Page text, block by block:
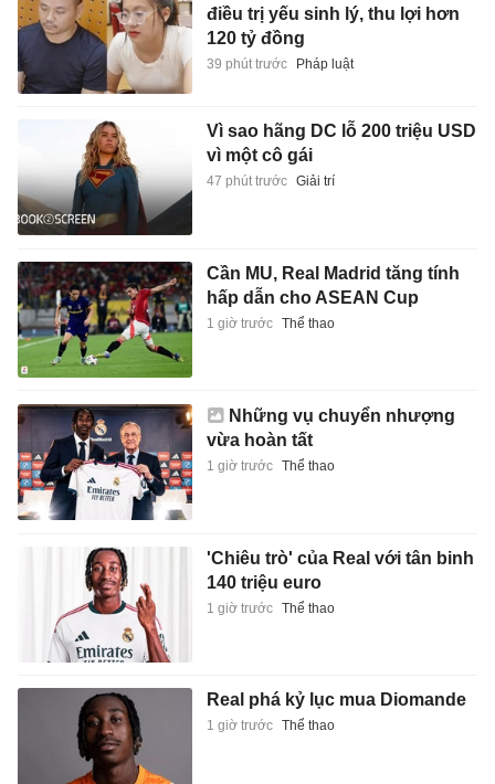
điều trị yếu sinh lý, thu lợi hơn
120 tỷ đồng
39 phút trước Pháp luật
Vì sao hãng DC lỗ 200 triệu USD
vì một cô gái
47 phút trước Giải trí
Cần MU, Real Madrid tăng tính
hấp dẫn cho ASEAN Cup
1 giờ trước Thể thao
Những vụ chuyển nhượng
vừa hoàn tất
1 giờ trước Thể thao
'Chiêu trò' của Real với tân binh
140 triệu euro
1 giờ trước Thể thao
Real phá kỷ lục mua Diomande
1 giờ trước Thể thao